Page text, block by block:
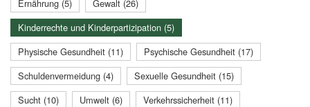
Ernährung (5)
Gewalt (26)
Kinderrechte und Kinderpartizipation (5)
Physische Gesundheit (11)
Psychische Gesundheit (17)
Schuldenvermeidung (4)
Sexuelle Gesundheit (15)
Sucht (10)
Umwelt (6) Verkehrssicherheit (11)